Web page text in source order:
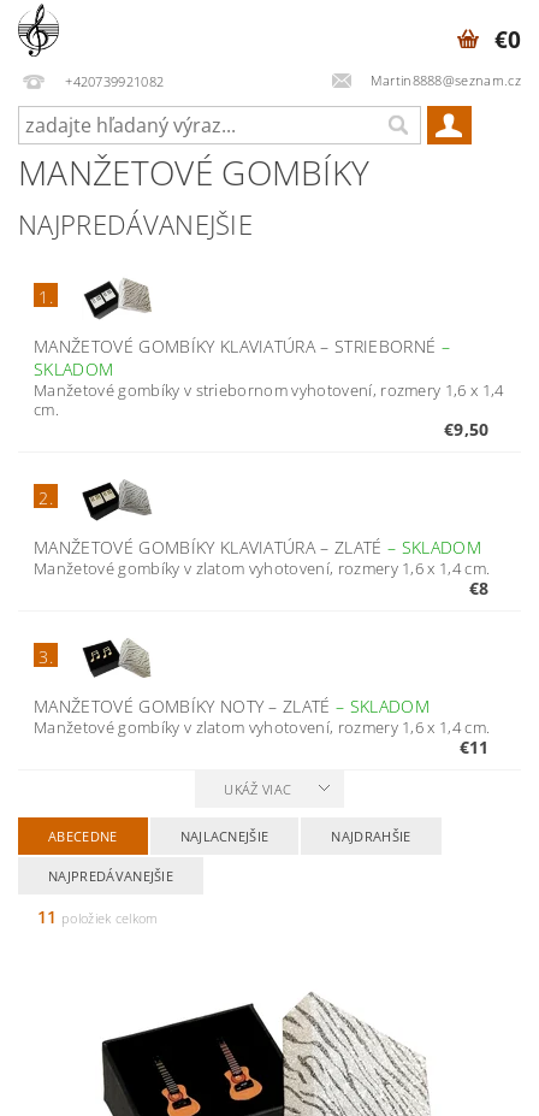
+420739921082 Martin8888@seznam.cz
€0
MANŽETOVÉ GOMBÍKY
NAJPREDÁVANEJŠIE
1.
MANŽETOVÉ GOMBÍKY KLAVIATÚRA – STRIEBORNÉ –
SKLADOM
Manžetové gombíky v striebornom vyhotovení, rozmery 1,6 x 1,4
cm.
€9,50
2.
MANŽETOVÉ GOMBÍKY KLAVIATÚRA – ZLATÉ – SKLADOM
Manžetové gombíky v zlatom vyhotovení, rozmery 1,6 x 1,4 cm.
€8
3.
MANŽETOVÉ GOMBÍKY NOTY – ZLATÉ– SKLADOM
Manžetové gombíky v zlatom vyhotovení, rozmery 1,6 x 1,4 cm.
€11
UKÁŽ VIAC
ABECEDNE NAJLACNEJŠIE NAJDRAHŠIE
NAJPREDÁVANEJŠIE
11 položiek celkom